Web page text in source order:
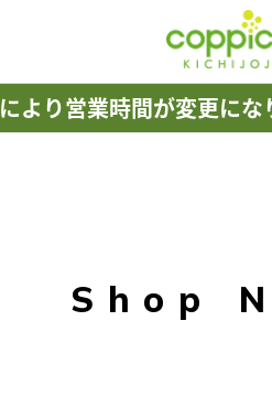
より営業時間が変更にな
Shop